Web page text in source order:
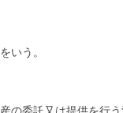
いう。